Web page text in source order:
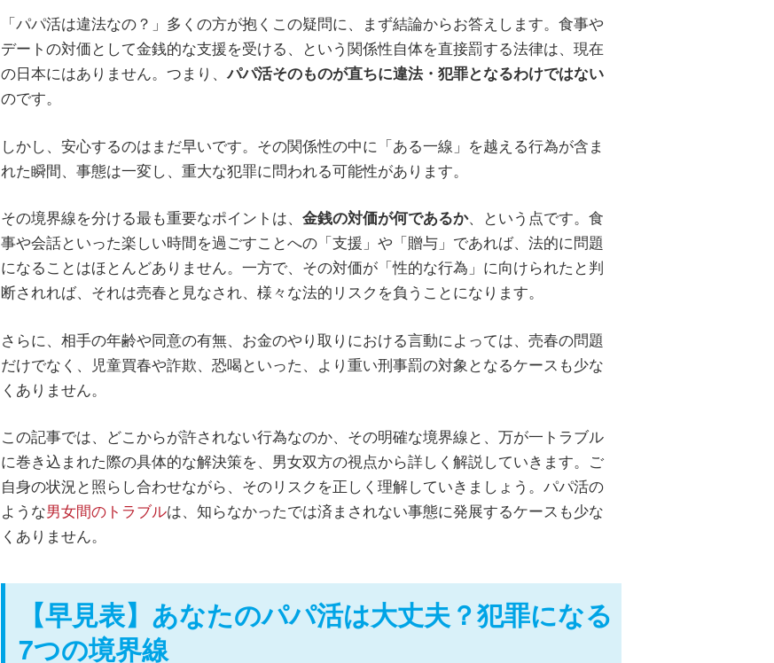
「パパ活は違法なの？」多くの方が抱くこの疑問に、まず結論からお答えします。食事や
デートの対価として金銭的な支援を受ける、という関係性自体を直接罰する法律は、現在
の日本にはありません。つまり、パパ活そのものが直ちに違法・犯罪となるわけではない
のです。
しかし、安心するのはまだ早いです。その関係性の中に「ある一線」を越える行為が含ま
れた瞬間、事態は一変し、重大な犯罪に問われる可能性があります。
その境界線を分ける最も重要なポイントは、 金銭の対価が何であるか、という点です。食
事や会話といった楽しい時間を過ごすことへの「支援」や「贈与」であれば、法的に問題
になることはほとんどありません。一方で、その対価が「性的な行為」に向けられたと判
断されれば、それは売春と見なされ、様々な法的リスクを負うことになります。
さらに、相手の年齢や同意の有無、お金のやり取りにおける言動によっては、売春の問題
だけでなく、児童買春や詐欺、恐喝といった、より重い刑事罰の対象となるケースも少な
くありません。
この記事では、どこからが許されない行為なのか、その明確な境界線と、万が一トラブル
に巻き込まれた際の具体的な解決策を、男女双方の視点から詳しく解説していきます。ご
自身の状況と照らし合わせながら、そのリスクを正しく理解していきましょう。パパ活の
ような男女間のトラブルは、知らなかったでは済まされない事態に発展するケースも少な
くありません。
【早見表】あなたのパパ活は大丈夫？犯罪になる
7つの境界線